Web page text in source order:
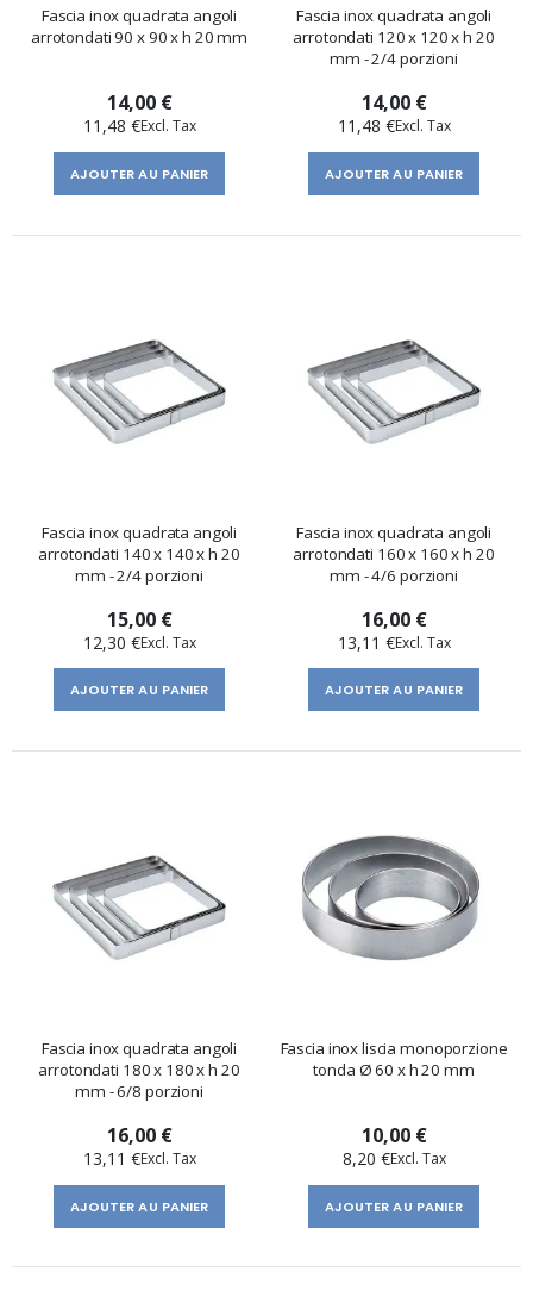
Fascia inox quadrata angoli
arrotondati 90 x 90 x h 20 mm
14,00 €
11,48 €
AJOUTER AU PANIER
Fascia inox quadrata angoli
arrotondati 120 x 120 x h 20
mm - 2/4 porzioni
14,00 €
11,48 €
AJOUTER AU PANIER
Fascia inox quadrata angoli
arrotondati 140 x 140 x h 20
mm - 2/4 porzioni
15,00 €
12,30 €
AJOUTER AU PANIER
Fascia inox quadrata angoli
arrotondati 160 x 160 x h 20
mm - 4/6 porzioni
16,00 €
13,11 €
AJOUTER AU PANIER
Fascia inox quadrata angoli
arrotondati 180 x 180 x h 20
mm - 6/8 porzioni
16,00 €
13,11 €
AJOUTER AU PANIER
Fascia inox liscia monoporzione
tonda Ø 60 x h 20 mm
10,00 €
8,20 €
AJOUTER AU PANIER